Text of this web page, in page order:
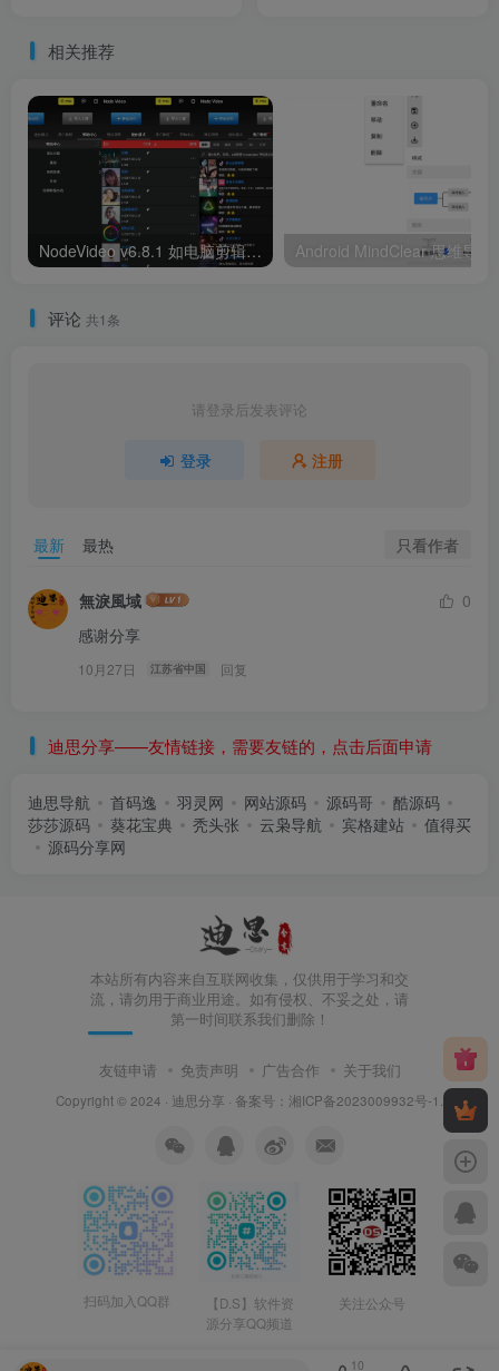
相关推荐
NodeVideo v6.8.1 如电脑剪辑软件一样的专业剪辑软件，解锁专业版
评论 共1条
请登录后发表评论
登录 注册
最新 最热 只看作者
無淚風域
0
感谢分享
10月27日 江苏省中国 回复
迪思分享——友情链接，需要友链的，点击后面申请
迪思导航 首码逸 羽灵网 网站源码 源码哥
酷源码
莎莎源码
葵花宝典 秃头张 云枭导航 宾格建站
值得买
源码分享网
本站所有内容来自互联网收集，仅供用于学习和交
流，请勿用于商业用途。如有侵权、不妥之处，请
第一时间联系我们删除！
友链申请 免责声明 广告合作 关于我们
Copyright © 2024 · 迪思分享 · 备案号： 湘ICP备2023009932号-1
扫码加入QQ群
【D.S】软件资
源分享QQ频道
关注公众号
10